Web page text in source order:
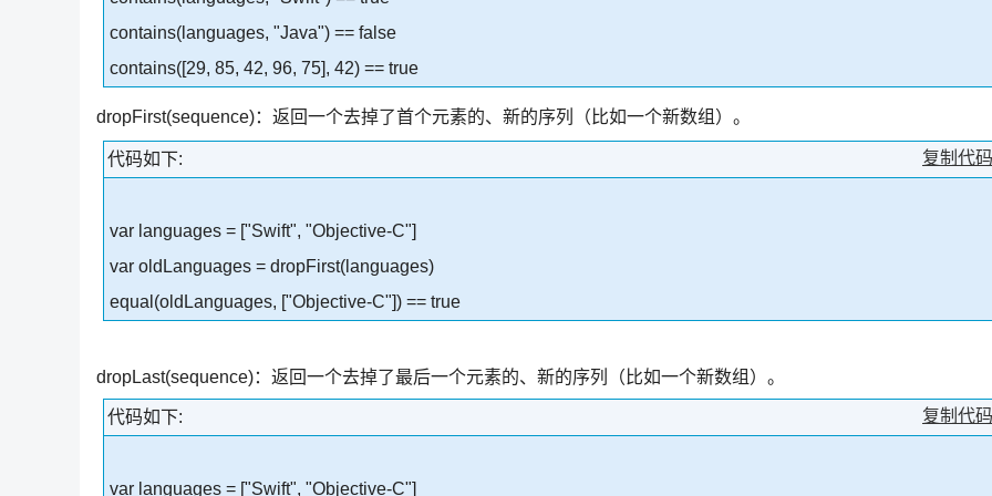
contains(languages, "Java") == false
contains([29, 85, 42, 96, 75], 42) == true
dropFirst(sequence)：返回一个去掉了首个元素的、新的序列（比如一个新数组）。
复制代码
代码如下:
var languages = ["Swift", "Objective-C"]
var oldLanguages = dropFirst(languages)
equal(oldLanguages, ["Objective-C"]) == true
dropLast(sequence)：返回一个去掉了最后一个元素的、新的序列（比如一个新数组）。
复制代码
代码如下:
var languages = ["Swift", "Objective-C"]